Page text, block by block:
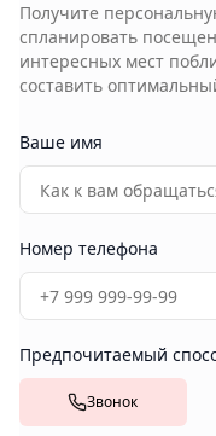
Получите
спланировать
интересных мест
составить
Ваше имя
Номер телефона
Предпочитаемый
Звонок